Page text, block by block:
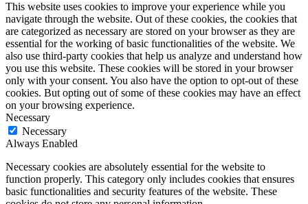
This website uses cookies to improve your experience while you
navigate through the website. Out of these cookies, the cookies that
are categorized as necessary are stored on your browser as they are
essential for the working of basic functionalities of the website. We
also use third-party cookies that help us analyze and understand how
you use this website. These cookies will be stored in your browser
only with your consent. You also have the option to opt-out of these
cookies. But opting out of some of these cookies may have an effect
on your browsing experience.
Necessary
Necessary
Always Enabled
Necessary cookies are absolutely essential for the website to
function properly. This category only includes cookies that ensures
basic functionalities and security features of the website. These